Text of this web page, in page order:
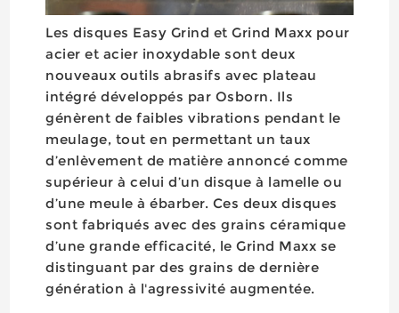
Les disques Easy Grind et Grind Maxx pour
acier et acier inoxydable sont deux
nouveaux outils abrasifs avec plateau
intégré développés par Osborn. Ils
génèrent de faibles vibrations pendant le
meulage, tout en permettant un taux
d’enlèvement de matière annoncé comme
supérieur à celui d’un disque à lamelle ou
d’une meule à ébarber. Ces deux disques
sont fabriqués avec des grains céramique
d’une grande efficacité, le Grind Maxx se
distinguant par des grains de dernière
génération à l'agressivité augmentée.